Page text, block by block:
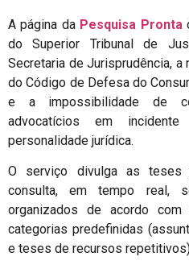
A página da Pesquisa Pronta
do Superior Tribunal de
Secretaria de Jurisprudência, a
do Código de Defesa do
e a impossibilidade de
advocatícios em
personalidade jurídica.
O serviço divulga as teses
consulta, em tempo real,
organizados de acordo
categorias predefinidas
e teses de recursos